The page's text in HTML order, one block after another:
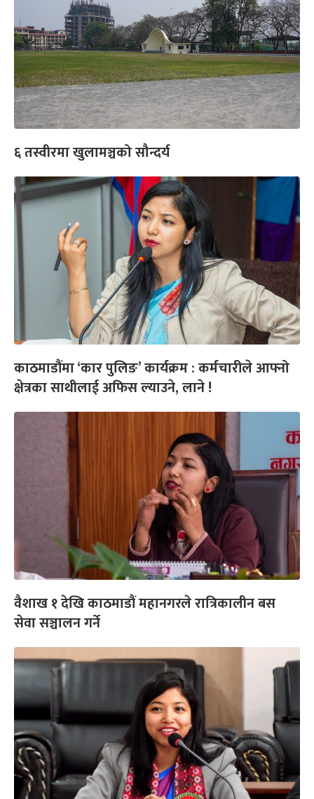
६ तस्वीरमा खुलामञ्चको सौन्दर्य
काठमाडौंमा ‘कार पुलिङ’ कार्यक्रम : कर्मचारीले आफ्नो
क्षेत्रका साथीलाई अफिस ल्याउने, लाने !
वैशाख १ देखि काठमाडौं महानगरले रात्रिकालीन बस
सेवा सञ्चालन गर्ने